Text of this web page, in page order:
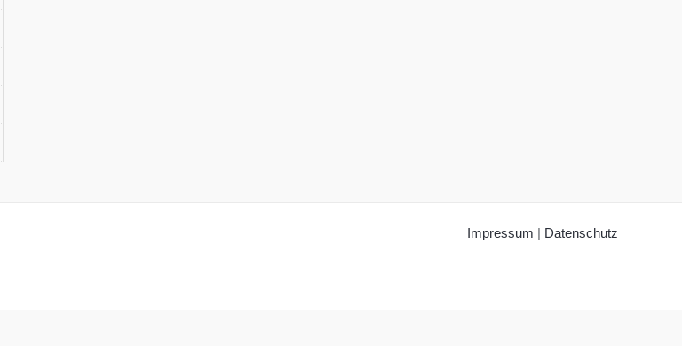
Impressum | Datenschutz